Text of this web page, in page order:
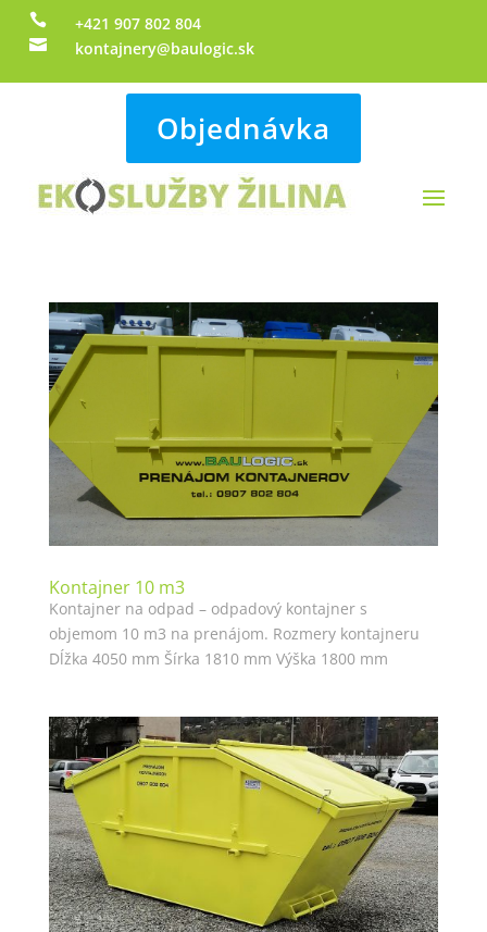
 +421 907 802 804
 kontajnery@baulogic.sk
Objednávka
Kontajner 10 m3
Kontajner na odpad – odpadový kontajner s
objemom 10 m3 na prenájom. Rozmery kontajneru
Dĺžka 4050 mm Šírka 1810 mm Výška 1800 mm